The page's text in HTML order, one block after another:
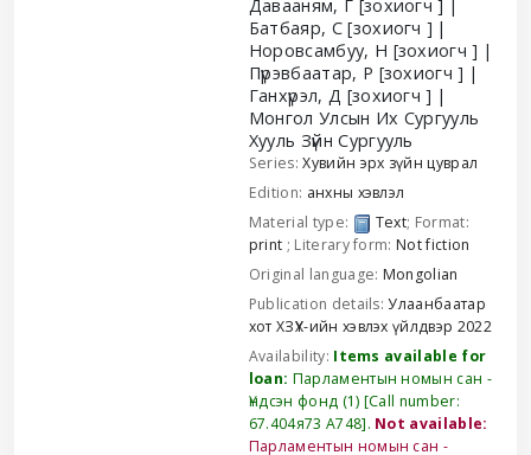
Давааням, Г [зохиогч ]
Батбаяр, С[зохиогч ]
Норовсамбуу, Н [зохиогч ]
Пүрэвбаатар, Р [зохиогч ]
Ганхүрэл, Д [зохиогч ]
Монгол Улсын Их Сургууль
Хууль Зүйн Сургууль
Series:Хувийн эрх зүйн цуврал
Edition: анхны хэвлэл
Material type:
Text; Format:
print ; Literary form:Not fiction
Original language: Mongolian
Publication details:Улаанбаатар
хот ХЗҮХ-ийн хэвлэх үйлдвэр 2022
Availability: Items available for
loan: Парламентын номын сан -
Үндсэн фонд (1) Call number:
67.404я73 А748 . Not available:
Парламентын номын сан -